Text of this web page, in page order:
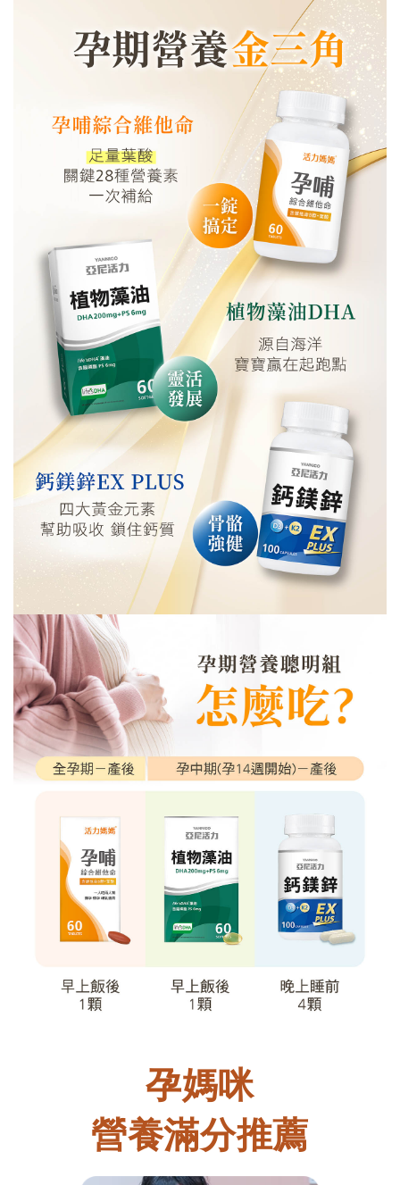
孕媽咪
營養滿分推薦